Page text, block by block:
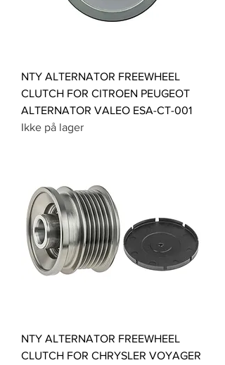
NTY ALTERNATOR FREEWHEEL
CLUTCH FOR CITROEN PEUGEOT
ALTERNATOR VALEO ESA-CT-001
Ikke på lager
NTY ALTERNATOR FREEWHEEL
CLUTCH FOR CHRYSLER VOYAGER